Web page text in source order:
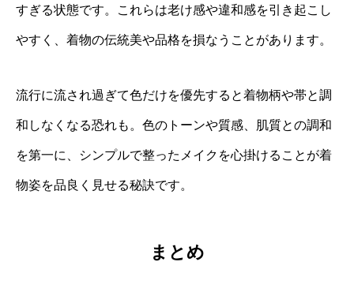
すぎる状態です。これらは老け感や違和感を引き起こし
やすく、着物の伝統美や品格を損なうことがあります。
流行に流され過ぎて色だけを優先すると着物柄や帯と調
和しなくなる恐れも。色のトーンや質感、肌質との調和
を第一に、シンプルで整ったメイクを心掛けることが着
物姿を品良く見せる秘訣です。
まとめ